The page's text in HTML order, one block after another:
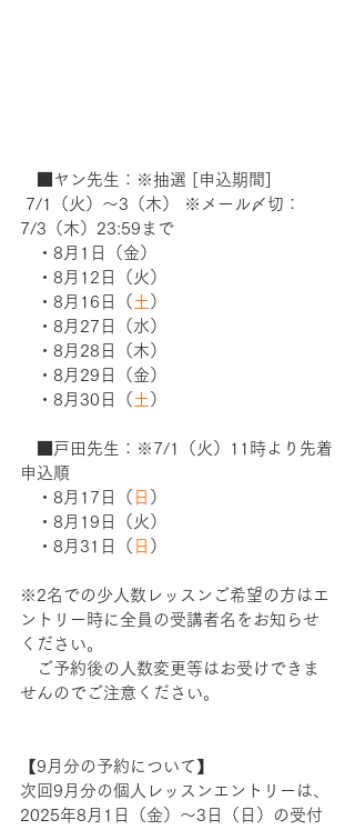
■ヤン先生：※抽選 [申込期間]
7/1（火）〜3（木） ※メール〆切：
7/3（木）23:59まで
・8月1日（金）
・8月12日（火）
・8月16日（ 土 ）
・8月27日（水）
・8月28日（木）
・8月29日（金）
・8月30日（ 土 ）
■戸田先生：※7/1（火）11時より先着
申込順
・8月17日（ 日 ）
・8月19日（火）
・8月31日（ 日 ）
※2名での少人数レッスンご希望の方はエ
ントリー時に全員の受講者名をお知らせ
ください。
ご予約後の人数変更等はお受けできま
せんのでご注意ください。
【9月分の予約について】
次回9月分の個人レッスンエントリーは、
2025年8月1日（金）〜3日（日）の受付